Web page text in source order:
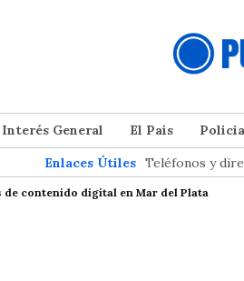
Interés General El País
Enlaces Útiles Teléfonos y
contenido digital en Mar del Plata